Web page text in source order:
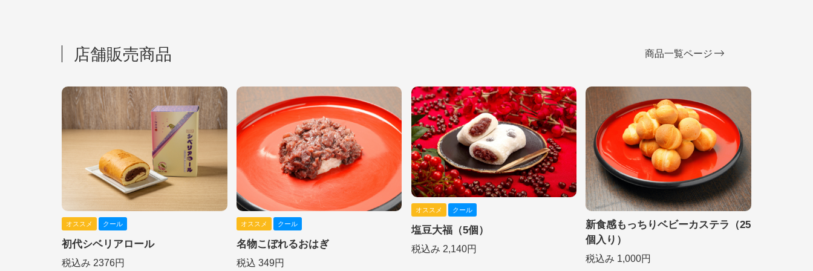
店舗販売商品
オススメ クール
初代シベリアロール
税込み 2376円
オススメ クール
名物こぼれるおはぎ
税込 349円
オススメ クール
塩豆大福（5個）
税込み 2,140円
新食感もっちりベビーカステラ（25
個入り）
税込み 1,000円
商品一覧ページ